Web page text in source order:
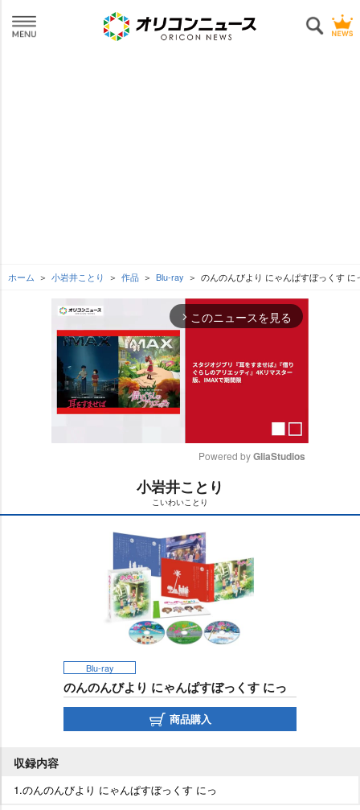
ホーム 小岩井ことり 作品 Blu-ray のんのんびより にゃんぱすぼっくす に
arrow_forward_ios このニュースを見る
t
Powered by GliaStudios
小岩井ことり
こいわいことり
Blu-ray
のんのんびより にゃんぱすぼっくす にっ
商品購入
収録内容
1.のんのんびより にゃんぱすぼっくす にっ